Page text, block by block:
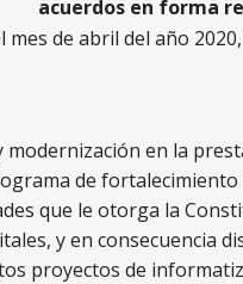
acuerdos en forma
mes de abril del año
modernización en la
de fortalecimiento
que le otorga la
y en consecuencia
proyectos de